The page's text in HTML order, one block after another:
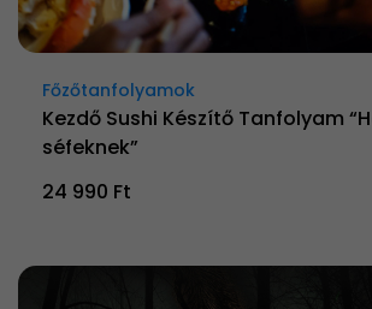
Főzőtanfolyamok
Kezdő Sushi Készítő Tanfolyam
séfeknek”
24 990 Ft